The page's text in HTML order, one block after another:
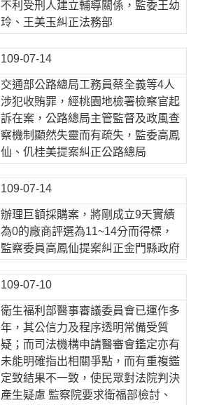
不利受刑人建立輔導關係，監委王幼
玲、王美玉糾正法務部
109-07-14
交通部公路總局工務員蔡全義等4人
涉犯收賄罪，經桃園地檢署檢察官起
訴在案，公路總局主管監督及政風查
察機制顯然失靈而有疏失，監委高鳳
仙、仉桂美提案糾正公路總局
109-07-14
辦理巨額採購案，將剛成立9天實績
為0的廠商評選為11~14分而得標，
監察委員高鳳仙提案糾正金門縣政府
109-07-10
衛生福利部醫事審議委員會已運作多
年，其公信力及程序透明常備受質
疑；而司法機構申請醫審會鑑定亦有
未能明確指出相關爭點，而有重複鑑
定致結果不一致，使民眾對法院判決
產生疑慮 監察院要求衛福部檢討、